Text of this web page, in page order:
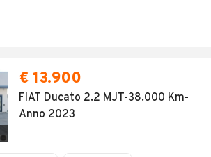
€ 13.900
FIAT Ducato 2.2 MJT-38.000 Km-
Anno 2023